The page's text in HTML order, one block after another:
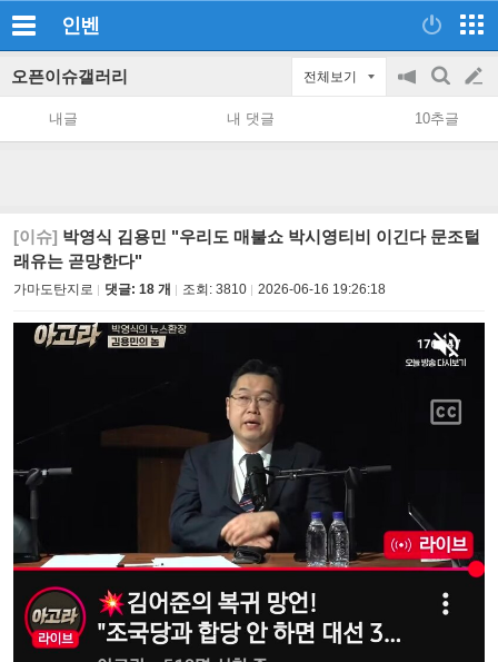
인벤
오픈이슈갤러리 전체보기
공
지
on/off
검
색
글
쓰
내글 내 댓글 10추글
[이슈] 박영식 김용민 "우리도 매불쇼 박시영티비 이긴다 문조털
래유는 곧망한다"
가마도탄지로 댓글: 18 개 조회: 3810 2026-06-16 19:26:18